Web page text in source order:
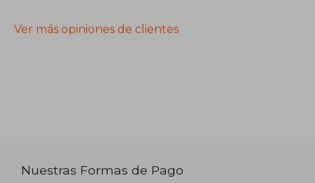
Ver más opiniones de clientes
Nuestras Formas de Pago